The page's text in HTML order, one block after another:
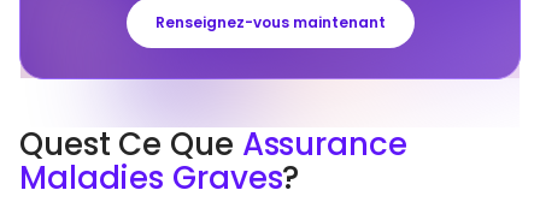
Renseignez-vous maintenant
Quest Ce Que Assurance
Maladies Graves?